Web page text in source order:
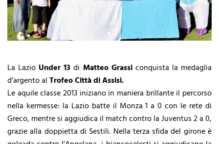
La Lazio Under 13 di Matteo Grassiconquista la medaglia
d’argento alTrofeo Città di Assisi.
Le aquile classe 2013 iniziano in maniera brillante il percorso
nella kermesse: la Lazio batte il Monza 1 a 0 con le rete di
Greco, mentre si aggiudica il match contro la Juventus 2 a 0,
grazie alla doppietta di Sestili. Nella terza sfida del girone è